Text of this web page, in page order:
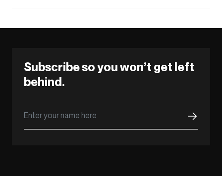
Subscribe so you won’t get left
behind.